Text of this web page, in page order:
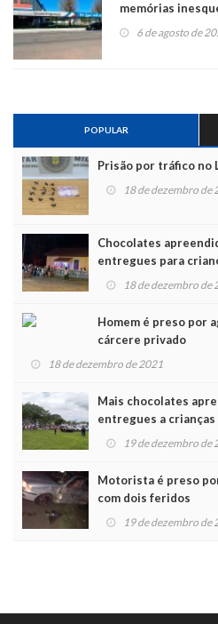
memórias
6 de agosto de
POPULAR
Prisão por tráfico no
18 de dezembro de
Chocolates
entregues para
Noel
18 de dezembro de
Homem é preso por
cárcere privado
18 de dezembro de 2021
Mais chocolates
entregues a
19 de dezembro de
Motorista é preso
com dois feridos
19 de dezembro de